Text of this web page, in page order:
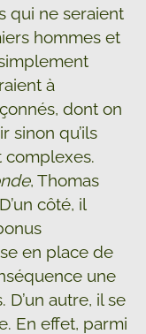
qui ne seraient
hommes et
à
dont on
sinon qu’ils
complexes.
, Thomas
côté, il
en place de
une
autre, il se
En effet, parmi